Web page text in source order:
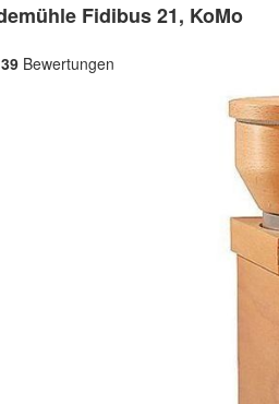
Fidibus 21, KoMo
39 Bewertungen